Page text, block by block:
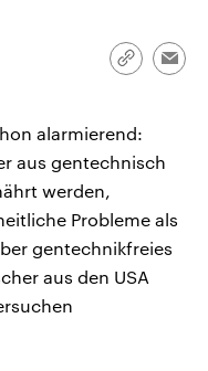
Link
alarmierend:
aus gentechnisch
werden,
Probleme als
gentechnikfreies
aus den USA